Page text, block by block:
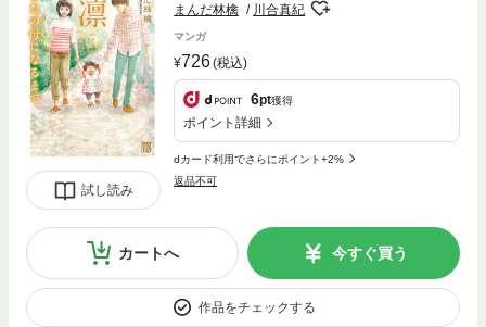
試し読み
まんだ林檎 川合真紀
マンガ
726(税込)
6pt獲得
ポイント詳細
dカード利用でさらにポイント+2%
返品不可
カートへ 今すぐ買う
作品をチェックする